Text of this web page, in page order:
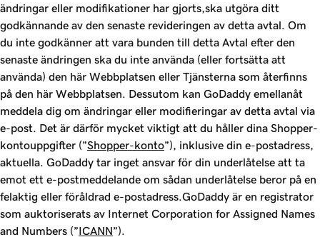
ändringar eller modifikationer har gjorts,ska utgöra ditt
godkännande av den senaste revideringen av detta avtal. Om
du inte godkänner att vara bunden till detta Avtal efter den
senaste ändringen ska du inte använda (eller fortsätta att
använda) den här Webbplatsen eller Tjänsterna som återfinns
på den här Webbplatsen. Dessutom kan GoDaddy emellanåt
meddela dig om ändringar eller modifieringar av detta avtal via
e-post. Det är därför mycket viktigt att du håller dina Shopper-
kontouppgifter (”Shopper-konto”), inklusive din e-postadress,
aktuella. GoDaddy tar inget ansvar för din underlåtelse att ta
emot ett e-postmeddelande om sådan underlåtelse beror på en
felaktig eller föråldrad e-postadress.GoDaddy är en registrator
som auktoriserats av Internet Corporation for Assigned Names
and Numbers (”ICANN”).